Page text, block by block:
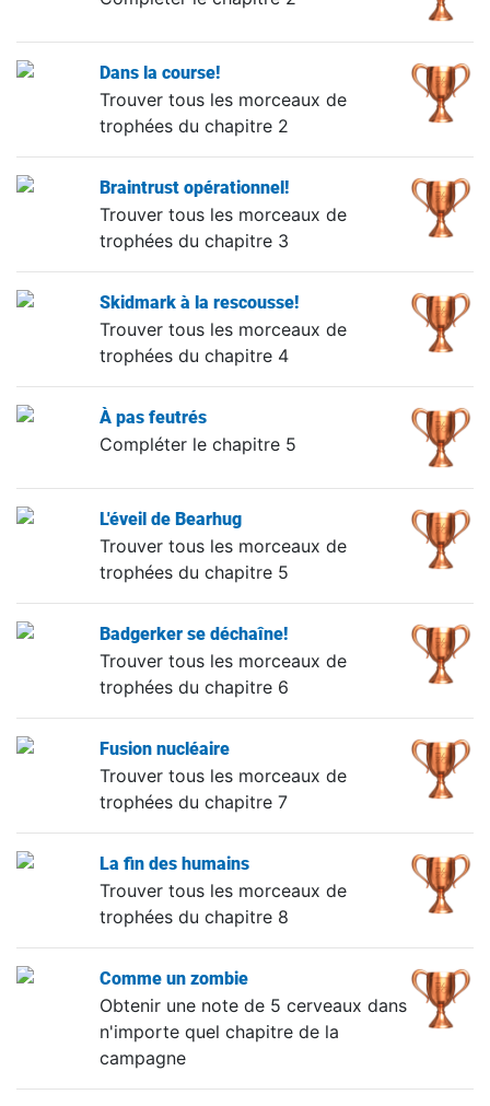
Dans la course!
Trouver tous les morceaux de
trophées du chapitre 2
Braintrust opérationnel!
Trouver tous les morceaux de
trophées du chapitre 3
Skidmark à la rescousse!
Trouver tous les morceaux de
trophées du chapitre 4
À pas feutrés
Compléter le chapitre 5
L'éveil de Bearhug
Trouver tous les morceaux de
trophées du chapitre 5
Badgerker se déchaîne!
Trouver tous les morceaux de
trophées du chapitre 6
Fusion nucléaire
Trouver tous les morceaux de
trophées du chapitre 7
La fin des humains
Trouver tous les morceaux de
trophées du chapitre 8
Comme un zombie
Obtenir une note de 5 cerveaux dans
n'importe quel chapitre de la
campagne